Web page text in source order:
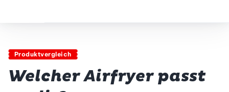
Produktvergleich
Welcher Airfryer passt